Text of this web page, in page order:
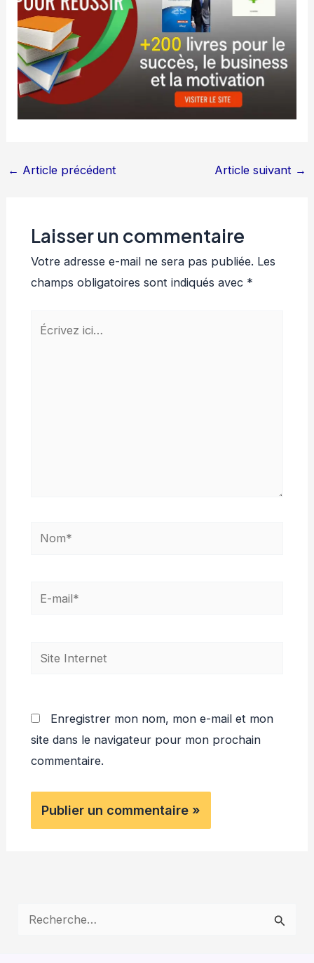
← Article précédent Article suivant →
Laisser un commentaire
Votre adresse e-mail ne sera pas publiée. Les
champs obligatoires sont indiqués avec *
Écrivez
Nom*
E-
Site
Enregistrer mon nom, mon e-mail et mon
site dans le navigateur pour mon prochain
commentaire.